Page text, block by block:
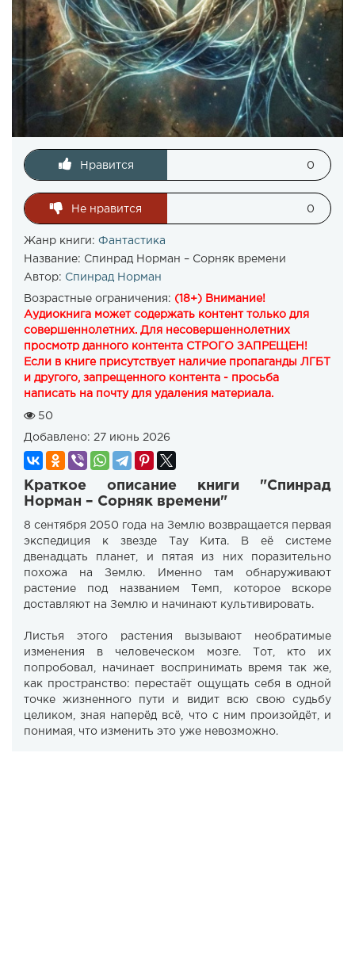
Нравится 0
Не нравится 0
Жанр книги: Фантастика
Название: Спинрад Норман – Сорняк времени
Автор: Спинрад Норман
Возрастные ограничения: (18+) Внимание!
Аудиокнига может содержать контент только для
совершеннолетних. Для несовершеннолетних
просмотр данного контента СТРОГО ЗАПРЕЩЕН!
Если в книге присутствует наличие пропаганды ЛГБТ
и другого, запрещенного контента - просьба
написать на почту для удаления материала.
50
Добавлено: 27 июнь 2026
Краткое описание книги "Спинрад
Норман – Сорняк времени"
8 сентября 2050 года на Землю возвращается первая
экспедиция к звезде Тау Кита. В её системе
двенадцать планет, и пятая из них поразительно
похожа на Землю. Именно там обнаруживают
растение под названием Темп, которое вскоре
доставляют на Землю и начинают культивировать.
Листья этого растения вызывают необратимые
изменения в человеческом мозге. Тот, кто их
попробовал, начинает воспринимать время так же,
как пространство: перестаёт ощущать себя в одной
точке жизненного пути и видит всю свою судьбу
целиком, зная наперёд всё, что с ним произойдёт, и
понимая, что изменить это уже невозможно.